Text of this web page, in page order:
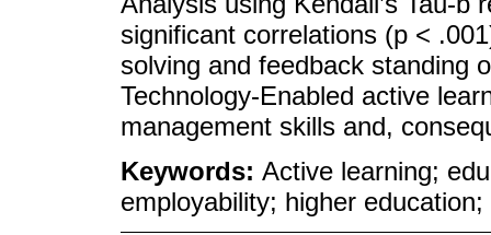
significant correlations (p <
solving and feedback standing
Technology-Enabled active
management skills and,
Keywords: Active learning;
employability; higher